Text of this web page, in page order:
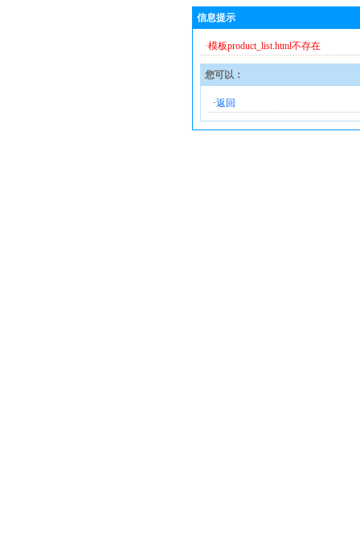
信息提示
·模板product_list.html不存在
您可以：
·返回